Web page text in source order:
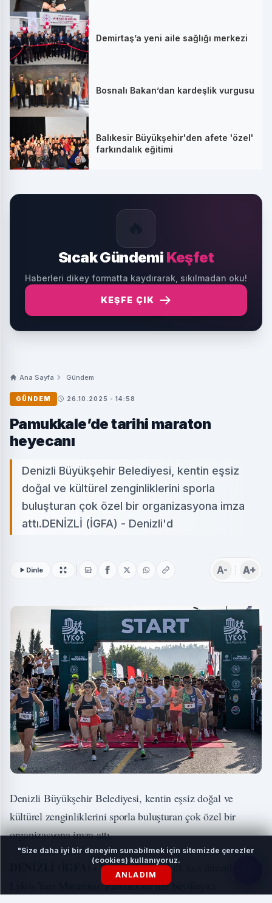
Demirtaş’a yeni aile sağlığı merkezi
Bosnalı Bakan’dan kardeşlik vurgusu
Balıkesir Büyükşehir'den afete 'özel'
farkındalık eğitimi
Sıcak Gündemi Keşfet
Haberleri dikey formatta kaydırarak, sıkılmadan oku!
KEŞFE ÇIK
Ana Sayfa Gündem
GÜNDEM 26.10.2025 - 14:58
Pamukkale’de tarihi maraton
heyecanı
Denizli Büyükşehir Belediyesi, kentin eşsiz
doğal ve kültürel zenginliklerini sporla
buluşturan çok özel bir organizasyona imza
attı.DENİZLİ (İGFA) - Denizli'd
Dinle A- A+
Denizli Büyükşehir Belediyesi, kentin eşsiz doğal ve
kültürel zenginliklerini sporla buluşturan çok özel bir
organizasyona imza attı.
DENİZLİ (İGFA) -Denizli'de bu yıl ilk kez düzenlenen
Lykos Yarı Maratonu, Pamukkale’nin büyüleyici
"Size daha iyi bir deneyim sunabilmek için sitemizde çerezler
(cookies) kullanıyoruz.
ANLADIM